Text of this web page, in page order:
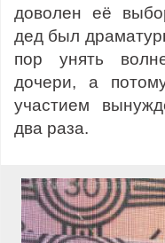
доволен её
дед был
пор унять
дочери, а
участием
два раза.